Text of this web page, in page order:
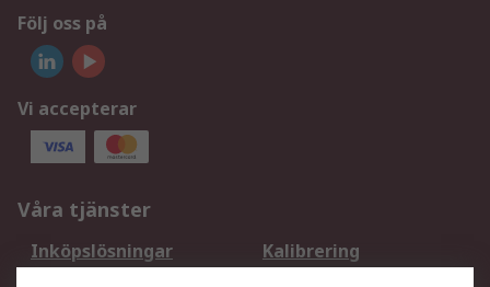
Följ oss på
Vi accepterar
Våra tjänster
Inköpslösningar
Kalibrering